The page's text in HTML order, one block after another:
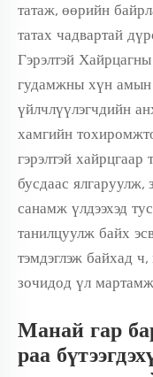
татаж, өөрийн
татах чадвартай
Гэрэлтэй
гудамжны хүн
үйлчлүүлэгчдийн
хамгийн
гэрэлтэй хайрцгаар
бусдаас
санамж үлдээхэд
танилцуулж байх
тэмдэглэж байхад
зочидод үл
Манай гар
раа